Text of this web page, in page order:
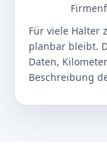
Für viele Halter
planbar bleibt.
Daten,
Beschreibung